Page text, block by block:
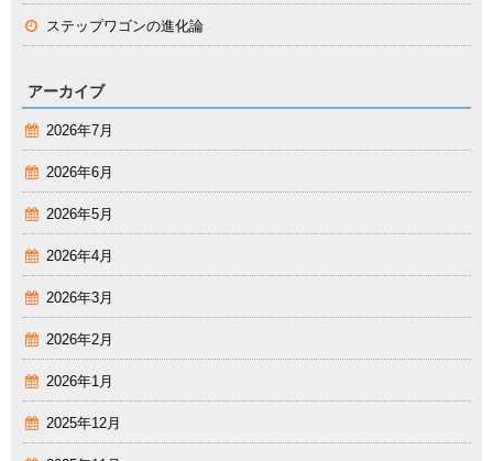
ステップワゴンの進化論
アーカイブ
2026年7月
2026年6月
2026年5月
2026年4月
2026年3月
2026年2月
2026年1月
2025年12月